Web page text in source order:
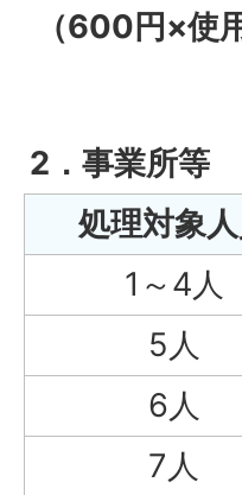
（600円×使
2．事業所等
処理対象
1～4人
5人
6人
7人